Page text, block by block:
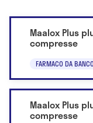
Maalox Plus
compresse
FARMACO DA BANCO
Maalox Plus
compresse